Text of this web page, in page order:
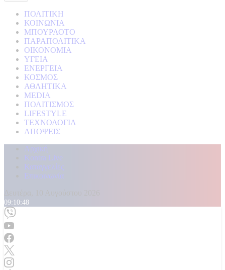
ΠΟΛΙΤΙΚΗ
ΚΟΙΝΩΝΙΑ
ΜΠΟΥΡΛΟΤΟ
ΠΑΡΑΠΟΛΙΤΙΚΑ
ΟΙΚΟΝΟΜΙΑ
ΥΓΕΙΑ
ΕΝΕΡΓΕΙΑ
ΚΟΣΜΟΣ
ΑΘΛΗΤΙΚΑ
MEDIA
ΠΟΛΙΤΙΣΜΟΣ
LIFESTYLE
ΤΕΧΝΟΛΟΓΙΑ
ΑΠΟΨΕΙΣ
Αρχική
Kontra Live
Καταγγελίες
Επικοινωνία
09:10:50